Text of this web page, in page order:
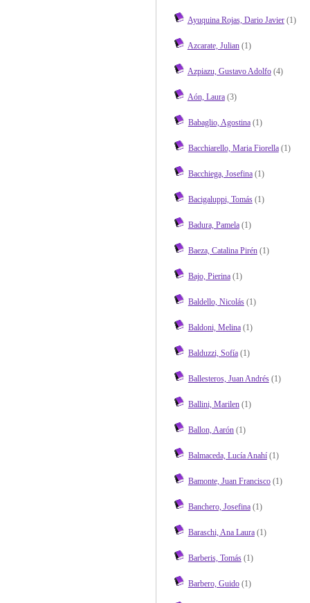
Ayuquina Rojas, Dario Javier(1)
Azcarate, Julian(1)
Azpiazu, Gustavo Adolfo(4)
Aón, Laura(3)
Babaglio, Agostina(1)
Bacchiarello, Maria Fiorella(1)
Bacchiega, Josefina(1)
Bacigaluppi, Tomás(1)
Badura, Pamela(1)
Baeza, Catalina Pirén(1)
Bajo, Pierina(1)
Baldello, Nicolás(1)
Baldoni, Melina(1)
Balduzzi, Sofía(1)
Ballesteros, Juan Andrés(1)
Ballini, Marilen(1)
Ballon, Aarón(1)
Balmaceda, Lucía Anahí(1)
Bamonte, Juan Francisco(1)
Banchero, Josefina(1)
Baraschi, Ana Laura(1)
Barberis, Tomás(1)
Barbero, Guido(1)